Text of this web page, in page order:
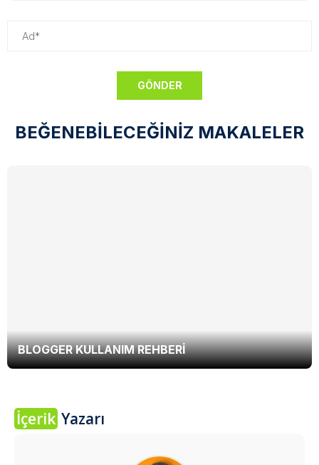
BEĞENEBİLECEĞİNİZ MAKALELER
BLOGGER KULLANIM REHBERI
İçerik Yazarı